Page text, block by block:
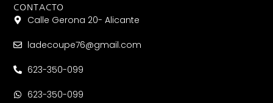
CONTACTO
Calle Gerona 20- Alicante
ladecoupe76@gmail.com
623-350-099
623-350-099